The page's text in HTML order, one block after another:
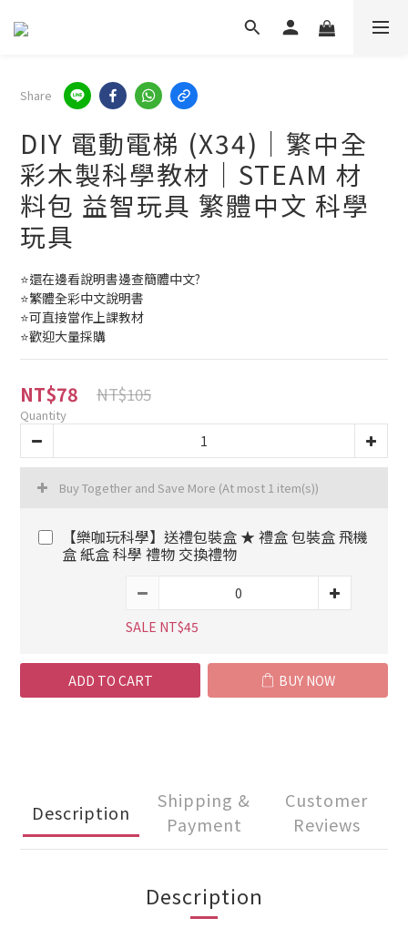
Share
DIY 電動電梯 (X34)｜繁中全
彩木製科學教材｜STEAM 材
料包 益智玩具 繁體中文 科學
玩具
⭐還在邊看說明書邊查簡體中文?
⭐繁體全彩中文說明書
⭐可直接當作上課教材
⭐歡迎大量採購
NT$78 NT$105
Quantity
Buy Together and Save More (At most 1 item(s))
【樂咖玩科學】送禮包裝盒 ★ 禮盒 包裝盒 飛機
盒 紙盒 科學 禮物 交換禮物
SALE NT$45
ADD TO CART BUY NOW
Description
Shipping &
Payment
Customer
Reviews
Description